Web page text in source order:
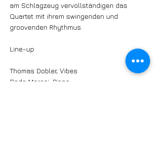
am Schlagzeug vervollständigen das
Quartet mit ihrem swingenden und
groovenden Rhythmus.
Line-up:
Thomas Dobler, Vibes
Dado Moroni, Piano